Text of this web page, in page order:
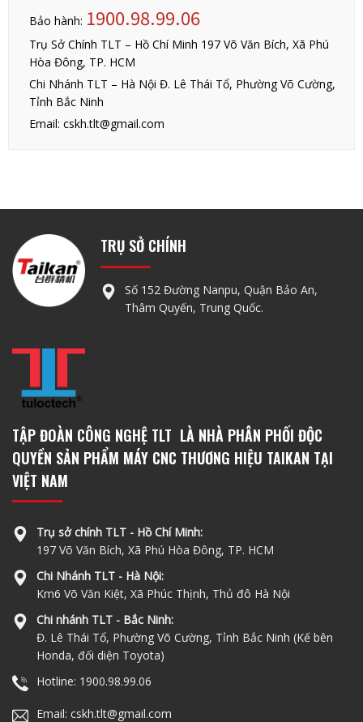
Bảo hành: 1900.98.99.06
Trụ Sở Chính TLT – Hồ Chí Minh 197 Võ Văn Bích, Xã Phú
Hòa Đông, TP. HCM
Chi Nhánh TLT – Hà Nội Đ. Lê Thái Tổ, Phường Võ Cường,
Tỉnh Bắc Ninh
Email: cskh.tlt@gmail.com
TRỤ SỞ CHÍNH
Số 152 Đường Nanpu, Quận Bảo An,
Thâm Quyến, Trung Quốc.
TẬP ĐOÀN CÔNG NGHỆ TLT LÀ NHÀ PHÂN PHỐI ĐỘC
QUYỀN SẢN PHẨM MÁY CNC THƯƠNG HIỆU TAIKAN TẠI
VIỆT NAM
Trụ sở chính TLT - Hồ Chí Minh:
197 Võ Văn Bích, Xã Phú Hòa Đông, TP. HCM
Chi Nhánh TLT - Hà Nội:
Km6 Võ Văn Kiệt, Xã Phúc Thịnh, Thủ đô Hà Nội
Chi nhánh TLT - Bắc Ninh:
Đ. Lê Thái Tổ, Phường Võ Cường, Tỉnh Bắc Ninh (Kế bên
Honda, đối diện Toyota)
Hotline: 1900.98.99.06
Email: cskh.tlt@gmail.com